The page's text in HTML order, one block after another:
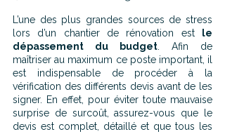
L’une des plus grandes sources de stress
lors d’un chantier de rénovation est
le
dépassement du budget . Afin de
maîtriser au maximum ce poste important, il
est indispensable de procéder à la
vérification des différents devis avant de les
signer. En effet, pour éviter toute mauvaise
surprise de surcoût, assurez-vous que le
devis est complet, détaillé et que tous les